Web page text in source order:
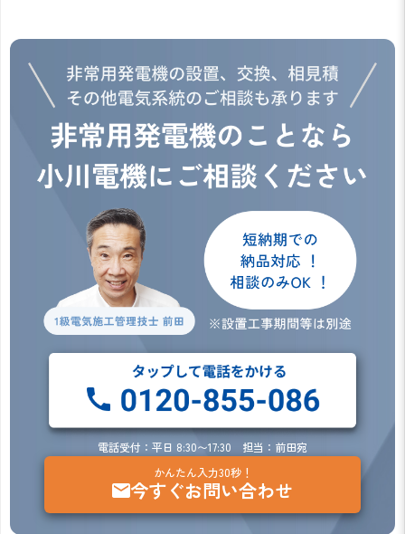
電話受付：平日 8:30〜17:30 担当：前田宛
かんたん入力30秒！
今すぐお問い合わせ